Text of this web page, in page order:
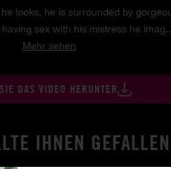
looks, he is surrounded by
sex with his mistress he
Mehr sehen
DAS VIDEO HERUNTER
IHNEN GEFALLEN